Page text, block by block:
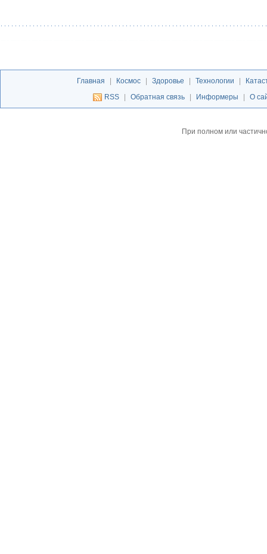
Главная Космос Здоровье Технологии
RSS
Обратная связь Информеры О
При полном или